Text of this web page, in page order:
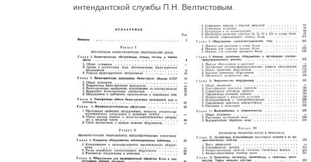
интендантской службы П.Н. Велтистовым.